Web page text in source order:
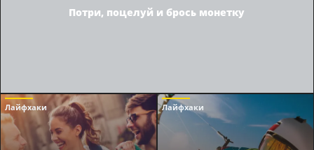
Потри, поцелуй и брось монетку
Лайфхаки Лайфхаки